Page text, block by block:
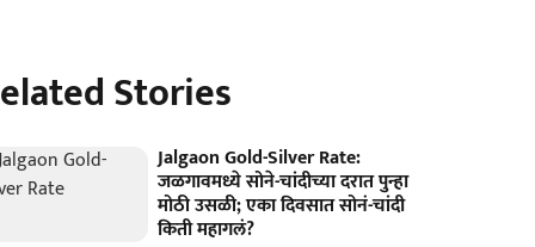
Stories
Jalgaon Gold-Silver Rate:
जळगावमध्ये सोने-चांदीच्या दरात पुन्हा
मोठी उसळी; एका दिवसात सोनं-चांदी
किती महागलं?